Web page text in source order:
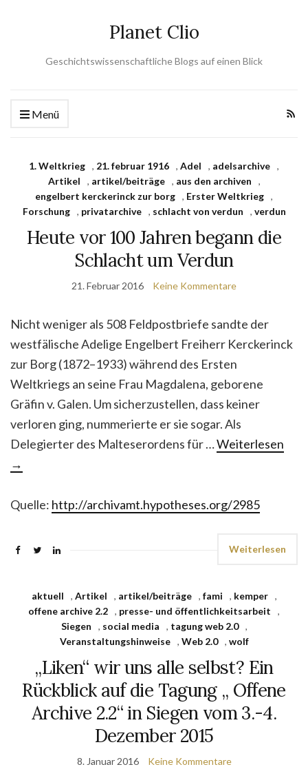
Planet Clio
Geschichtswissenschaftliche Blogs auf einen Blick
Menü
1. Weltkrieg , 21. februar 1916 , Adel , adelsarchive ,
Artikel
, artikel/beiträge , aus den archiven
,
engelbert kerckerinck zur borg , Erster Weltkrieg ,
Forschung
, privatarchive , schlacht von verdun , verdun
Heute vor 100 Jahren begann die
Schlacht um Verdun
21. Februar 2016 Keine Kommentare
Nicht weniger als 508 Feldpostbriefe sandte der
westfälische Adelige Engelbert Freiherr Kerckerinck
zur Borg (1872–1933) während des Ersten
Weltkriegs an seine Frau Magdalena, geborene
Gräfin v. Galen. Um sicherzustellen, dass keiner
verloren ging, nummerierte er sie sogar. Als
Delegierter des Malteserordens für …Weiterlesen
→
Quelle: http://archivamt.hypotheses.org/2985
Weiterlesen
aktuell , Artikel , artikel/beiträge , fami , kemper
,
offene archive 2.2 , presse- und öffentlichkeitsarbeit
,
Siegen
, social media , tagung web 2.0
,
Veranstaltungshinweise
, Web 2.0 , wolf
„Liken“ wir uns alle selbst? Ein
Rückblick auf die Tagung „ Offene
Archive 2.2“ in Siegen vom 3.-4.
Dezember 2015
8. Januar 2016 Keine Kommentare